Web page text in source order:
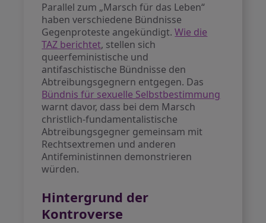
Parallel zum „Marsch für das Leben“
haben verschiedene Bündnisse
Gegenproteste angekündigt.Wie die
TAZ berichtet, stellen sich
queerfeministische und
antifaschistische Bündnisse den
Abtreibungsgegnern entgegen. Das
Bündnis für sexuelle Selbstbestimmung
warnt davor, dass bei dem Marsch
christlich-fundamentalistische
Abtreibungsgegner gemeinsam mit
Rechtsextremen und anderen
Antifeministinnen demonstrieren
würden.
Hintergrund der
Kontroverse